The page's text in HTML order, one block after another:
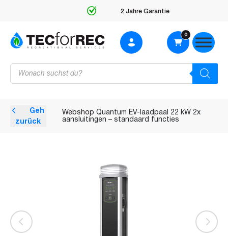
2 Jahre Garantie
Products
search
0
zurück
Webshop Quantum EV-laadpaal 22 kW 2x
aansluitingen – standaard functies